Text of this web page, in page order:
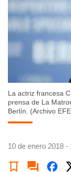
La actriz francesa
prensa de La
Berlín. (Archivo
10 de enero 2018 -